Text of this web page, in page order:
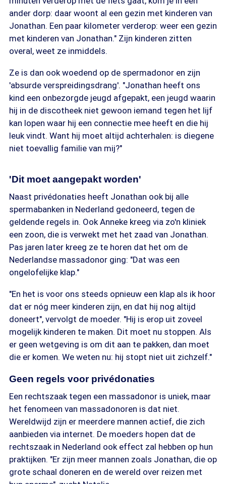
ander dorp: daar woont al een gezin met kinderen van
Jonathan. Een paar kilometer verderop: weer een gezin
met kinderen van Jonathan." Zijn kinderen zitten
overal, weet ze inmiddels.
Ze is dan ook woedend op de spermadonor en zijn
'absurde verspreidingsdrang'. "Jonathan heeft ons
kind een onbezorgde jeugd afgepakt, een jeugd waarin
hij in de discotheek niet gewoon iemand tegen het lijf
kan lopen waar hij een connectie mee heeft en die hij
leuk vindt. Want hij moet altijd achterhalen: is diegene
niet toevallig familie van mij?"
'Dit moet aangepakt worden'
Naast privédonaties heeft Jonathan ook bij alle
spermabanken in Nederland gedoneerd, tegen de
geldende regels in. Ook Anneke kreeg via zo'n kliniek
een zoon, die is verwekt met het zaad van Jonathan.
Pas jaren later kreeg ze te horen dat het om de
Nederlandse massadonor ging: "Dat was een
ongelofelijke klap."
"En het is voor ons steeds opnieuw een klap als ik hoor
dat er nóg meer kinderen zijn, en dat hij nog altijd
doneert", vervolgt de moeder. "Hij is erop uit zoveel
mogelijk kinderen te maken. Dit moet nu stoppen. Als
er geen wetgeving is om dit aan te pakken, dan moet
die er komen. We weten nu: hij stopt niet uit zichzelf."
Geen regels voor privédonaties
Een rechtszaak tegen een massadonor is uniek, maar
het fenomeen van massadonoren is dat niet.
Wereldwijd zijn er meerdere mannen actief, die zich
aanbieden via internet. De moeders hopen dat de
rechtszaak in Nederland ook effect zal hebben op hun
praktijken. "Er zijn meer mannen zoals Jonathan, die op
grote schaal doneren en de wereld over reizen met